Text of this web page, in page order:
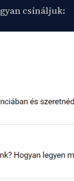
csináljuk: